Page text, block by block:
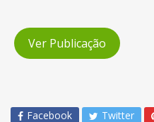
Ver Publicação
Facebook Twitter